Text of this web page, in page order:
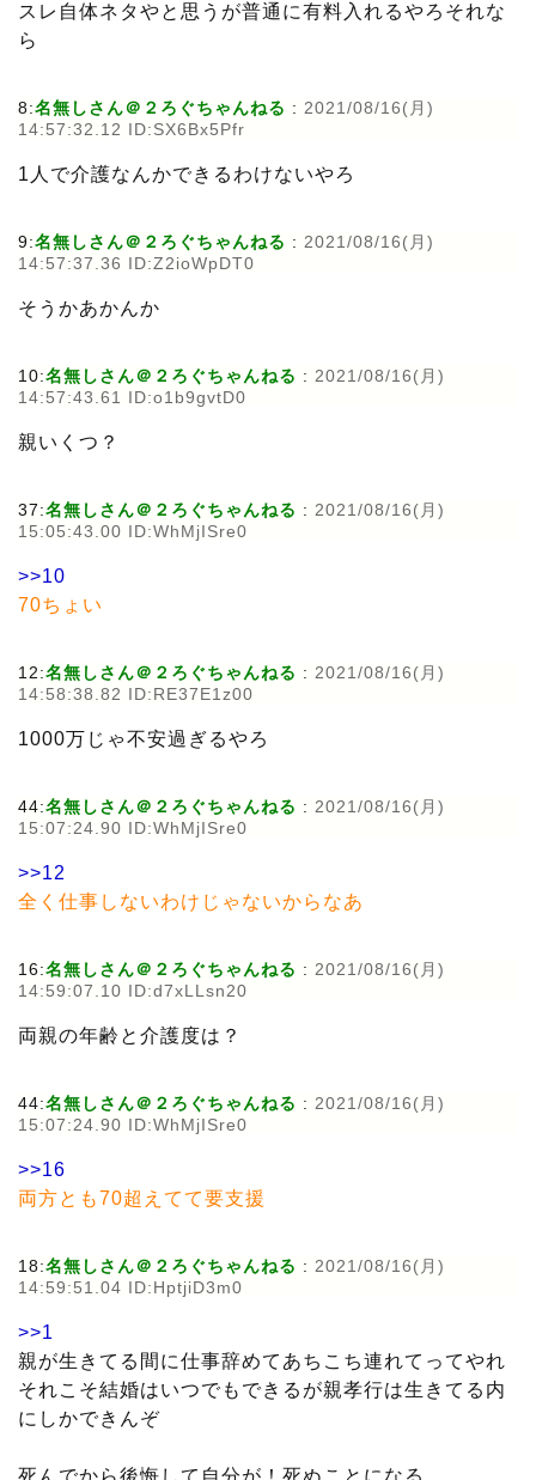
スレ自体ネタやと思うが普通に有料入れるやろそれな
ら
8:名無しさん＠２ろぐちゃんねる : 2021/08/16(月)
14:57:32.12 ID:SX6Bx5Pfr
1人で介護なんかできるわけないやろ
9:名無しさん＠２ろぐちゃんねる : 2021/08/16(月)
14:57:37.36 ID:Z2ioWpDT0
そうかあかんか
10:名無しさん＠２ろぐちゃんねる : 2021/08/16(月)
14:57:43.61 ID:o1b9gvtD0
親いくつ？
37:名無しさん＠２ろぐちゃんねる : 2021/08/16(月)
15:05:43.00 ID:WhMjISre0
>>10
70ちょい
12:名無しさん＠２ろぐちゃんねる : 2021/08/16(月)
14:58:38.82 ID:RE37E1z00
1000万じゃ不安過ぎるやろ
44:名無しさん＠２ろぐちゃんねる : 2021/08/16(月)
15:07:24.90 ID:WhMjISre0
>>12
全く仕事しないわけじゃないからなあ
16:名無しさん＠２ろぐちゃんねる : 2021/08/16(月)
14:59:07.10 ID:d7xLLsn20
両親の年齢と介護度は？
44:名無しさん＠２ろぐちゃんねる : 2021/08/16(月)
15:07:24.90 ID:WhMjISre0
>>16
両方とも70超えてて要支援
18:名無しさん＠２ろぐちゃんねる : 2021/08/16(月)
14:59:51.04 ID:HptjiD3m0
>>1
親が生きてる間に仕事辞めてあちこち連れてってやれ
それこそ結婚はいつでもできるが親孝行は生きてる内
にしかできんぞ